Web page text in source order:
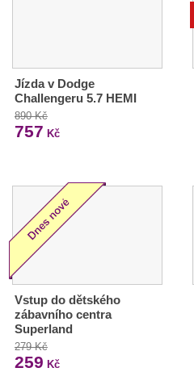
Jízda v Dodge
Challengeru 5.7 HEMI
890 Kč
757 Kč
Vstup do dětského
zábavního centra
Superland
279 Kč
259 Kč